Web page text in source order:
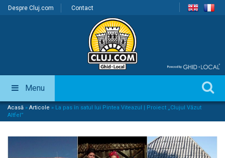
Despre Cluj.com Contact
Menu
Acasă » Articole » La pas în satul lui Pintea Viteazul | Proiect „Clujul Văzut
Altfel”